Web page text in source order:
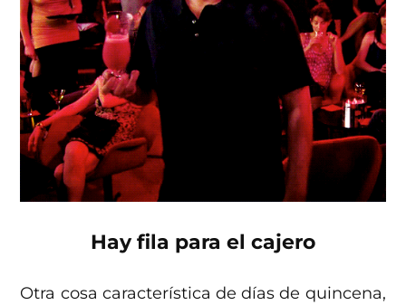
Hay fila para el cajero
Otra cosa característica de días de quincena,